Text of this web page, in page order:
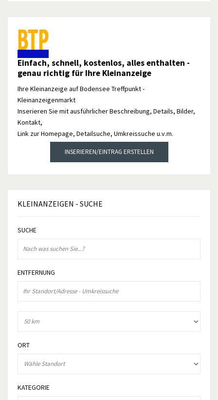
Einfach, schnell, kostenlos, alles enthalten -
genau richtig für Ihre Kleinanzeige
Ihre Kleinanzeige auf Bodensee Treffpunkt -
Kleinanzeigenmarkt
Inserieren Sie mit ausführlicher Beschreibung, Details, Bilder,
Kontakt,
Link zur Homepage, Detailsuche, Umkreissuche u.v.m.
INSERIEREN/EINTRAG ERSTELLEN
KLEINANZEIGEN - SUCHE
SUCHE
ENTFERNUNG
ORT
KATEGORIE